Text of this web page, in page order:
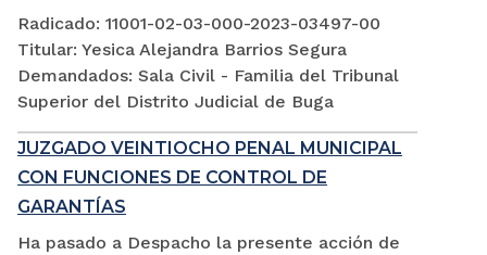
Radicado: 11001-02-03-000-2023-03497-00
Titular: Yesica Alejandra Barrios Segura
Demandados: Sala Civil - Familia del Tribunal
Superior del Distrito Judicial de Buga
JUZGADO VEINTIOCHO PENAL MUNICIPAL
CON FUNCIONES DE CONTROL DE
GARANTÍAS
Ha pasado a Despacho la presente acción de